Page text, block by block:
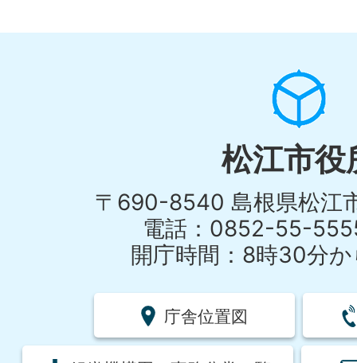
松江市役
〒690-8540 島根県松江
電話：0852-55-
開庁時間：8時30分
庁舎位置図